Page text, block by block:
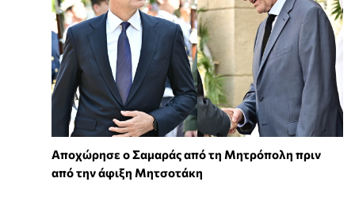
Αποχώρησε ο Σαμαράς από τη Μητρόπολη πριν
από την άφιξη Μητσοτάκη